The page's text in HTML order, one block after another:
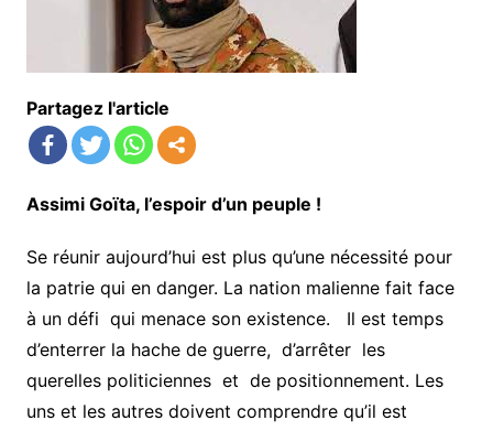
Partagez l'article
Assimi Goïta, l’espoir d’un peuple !
Se réunir aujourd’hui est plus qu’une nécessité pour
la patrie qui en danger. La nation malienne fait face
à un défi qui menace son existence. Il est temps
d’enterrer la hache de guerre, d’arrêter les
querelles politiciennes et de positionnement. Les
uns et les autres doivent comprendre qu’il est